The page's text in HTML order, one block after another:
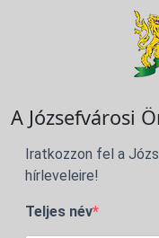
A Józsefvárosi
Iratkozzon fel a
hírleveleire!
Teljes név